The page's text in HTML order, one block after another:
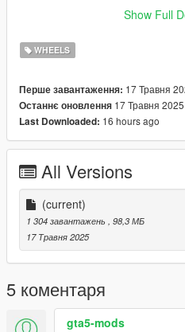
https://www.patreon.com/posts/
the carcols.meta in the name of
Show Full
WHEELS
Перше завантаження: 17 Травня
Останнє оновлення 17 Травня 2025
Last Downloaded: 16 hours ago
All Versions
(current)
1 304 завантажень
, 98,3 МБ
17 Травня 2025
5 коментаря
gta5-mods